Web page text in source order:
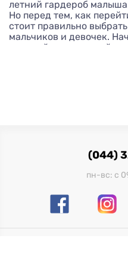
летний гардероб
Но перед тем, как
стоит правильно
мальчиков и девочек.
моделей, которые
Повседневные
или походов по
совсем не парят:
Пляжные
или на реку. Такие
высыхают в жару,
(044)
пн-вс: с